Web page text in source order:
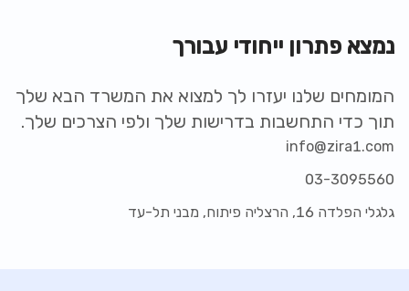
נמצא פתרון ייחודי עבורך
המומחים שלנו יעזרו לך למצוא את המשרד הבא שלך
תוך כדי התחשבות בדרישות שלך ולפי הצרכים שלך.
info@zira1.com
03-3095560
גלגלי הפלדה 16, הרצליה פיתוח, מבני תל-עד